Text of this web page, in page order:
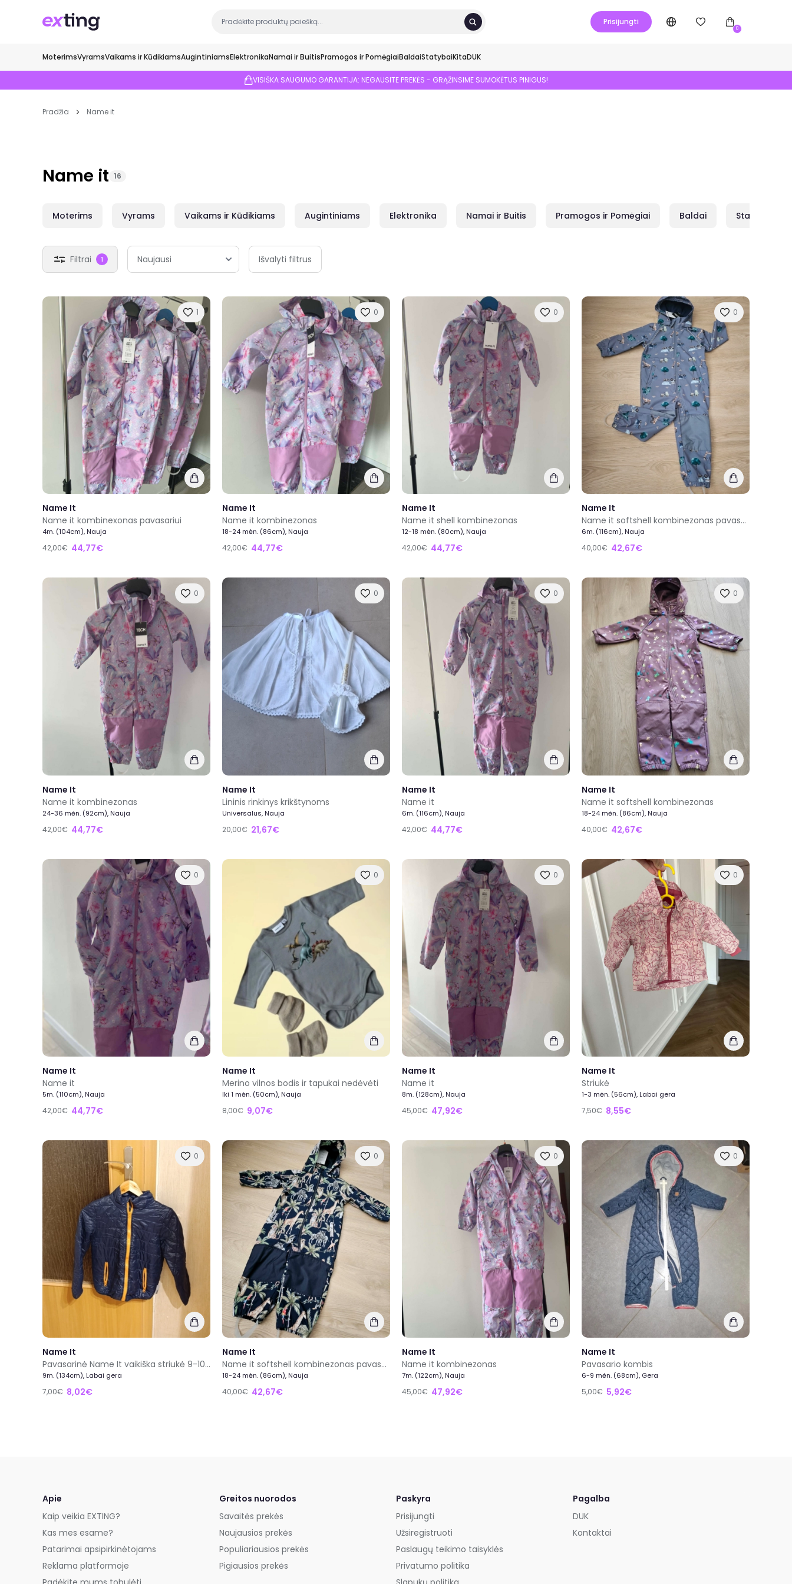
Prisijungti
0
MoterimsVyramsVaikams ir KūdikiamsAugintiniamsElektronikaNamai ir BuitisPramogos ir PomėgiaiBaldaiStatybaiKitaDUK
VISIŠKA SAUGUMO GARANTIJA: NEGAUSITE PREKĖS - GRĄŽINSIME SUMOKĖTUS PINIGUS!
Pradžia Name it
Name it 16
Moterims Vyrams Vaikams ir Kūdikiams Augintiniams Elektronika Namai ir Buitis Pramogos ir Pomėgiai Baldai Statybai
Filtrai 1 Išvalyti filtrus
1
Name It
Name it kombinexonas pavasariui
4m. (104cm), Nauja
42,00€ 44,77€
0
Name It
Name it kombinezonas
18-24 mėn. (86cm), Nauja
42,00€ 44,77€
0
Name It
Name it shell kombinezonas
12-18 mėn. (80cm), Nauja
42,00€ 44,77€
0
Name It
Name it softshell kombinezonas pavasariui 116
6m. (116cm), Nauja
40,00€ 42,67€
0
Name It
Name it kombinezonas
24-36 mėn. (92cm), Nauja
42,00€ 44,77€
0
Name It
Lininis rinkinys krikštynoms
Universalus, Nauja
20,00€ 21,67€
0
Name It
Name it
6m. (116cm), Nauja
42,00€ 44,77€
0
Name It
Name it softshell kombinezonas
18-24 mėn. (86cm), Nauja
40,00€ 42,67€
0
Name It
Name it
5m. (110cm), Nauja
42,00€ 44,77€
0
Name It
Merino vilnos bodis ir tapukai nedėvėti
Iki 1 mėn. (50cm), Nauja
8,00€ 9,07€
0
Name It
Name it
8m. (128cm), Nauja
45,00€ 47,92€
0
Name It
Striukė
1-3 mėn. (56cm), Labai gera
7,50€ 8,55€
0
Name It
Pavasarinė Name It vaikiška striukė 9-10 metų
9m. (134cm), Labai gera
7,00€ 8,02€
0
Name It
Name it softshell kombinezonas pavasariui
18-24 mėn. (86cm), Nauja
40,00€ 42,67€
0
Name It
Name it kombinezonas
7m. (122cm), Nauja
45,00€ 47,92€
0
Name It
Pavasario kombis
6-9 mėn. (68cm), Gera
5,00€ 5,92€
Apie
Kaip veikia EXTING?
Kas mes esame?
Patarimai apsipirkinėtojams
Reklama platformoje
Greitos nuorodos
Savaitės prekės
Naujausios prekės
Populiariausios prekės
Pigiausios prekės
Paskyra
Prisijungti
Užsiregistruoti
Paslaugų teikimo taisyklės
Privatumo politika
Pagalba
DUK
Kontaktai